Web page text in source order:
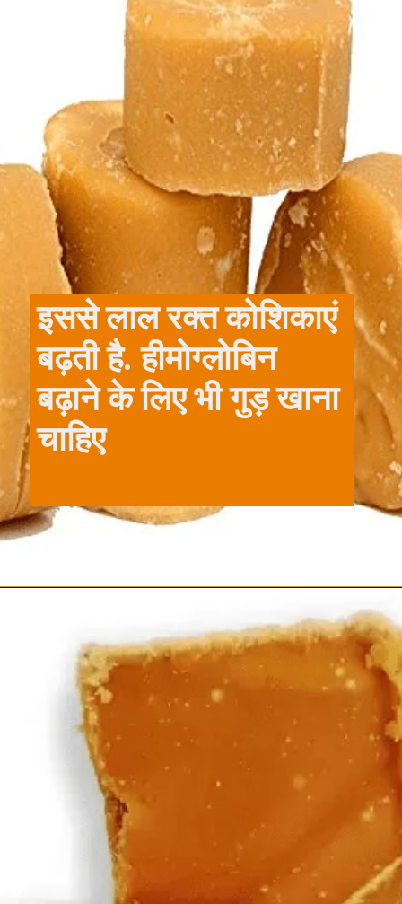
इससे लाल रक्त कोशिकाएं
बढ़ती है. हीमोग्लोबिन
बढ़ाने के लिए भी गुड़ खाना
चाहिए